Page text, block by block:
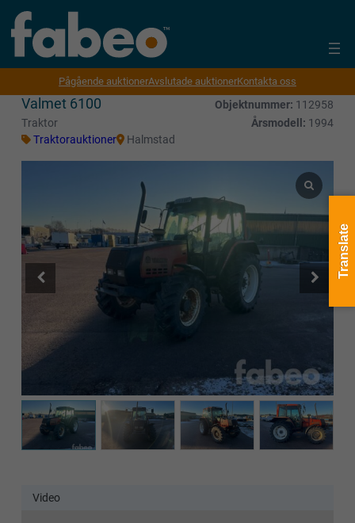
Pågående auktionerAvslutade auktionerKontakta oss
Valmet 6100 Objektnummer: 112958
Traktor
Årsmodell: 1994
Traktorauktioner
Halmstad
Video
Det verkar som om dina inställningar hindrar dig från att
se detta innehållet. Med största sannolikhet är det för att
du har Upplevelse avstängt.
Translate